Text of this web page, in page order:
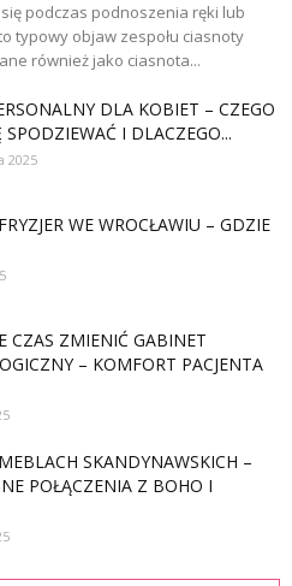
podczas podnoszenia ręki lub
typowy objaw zespołu ciasnoty
również jako ciasnota...
DLA KOBIET – CZEGO
SPODZIEWAĆ I DLACZEGO...
2025
WE WROCŁAWIU – GDZIE
CZAS ZMIENIĆ GABINET
– KOMFORT PACJENTA
SKANDYNAWSKICH –
POŁĄCZENIA Z BOHO I